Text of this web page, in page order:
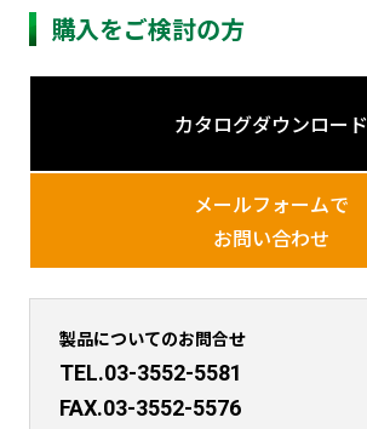
購入をご検討の方
カタログダウンロード
メールフォームで
お問い合わせ
製品についてのお問合せ
TEL.03-3552-5581
FAX.03-3552-5576